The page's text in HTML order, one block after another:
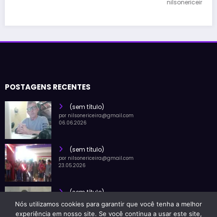
nilsonericeira@gmail.com
POSTAGENS RECENTES
(sem título)
por nilsonericeira@gmail.com
06.06.2026
(sem título)
por nilsonericeira@gmail.com
23.05.2026
(sem título)
por nilsonericeira@gmail.com
02.07.2026
Nós utilizamos cookies para garantir que você tenha a melhor
experiência em nosso site. Se você continua a usar este site,